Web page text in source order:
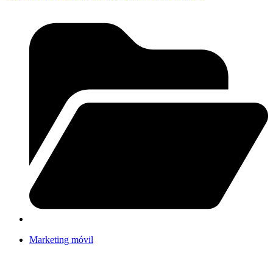
Marketing móvil